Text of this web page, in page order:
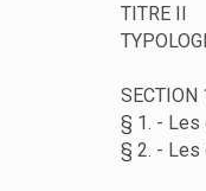
TITRE II
SECTION
§ 1. - Les
§ 2. - Les